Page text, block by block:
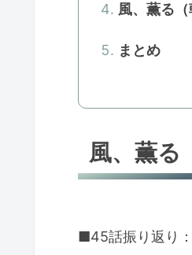
風、薫る
まとめ
風、薫る
■45話振り返り